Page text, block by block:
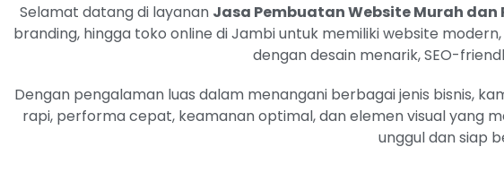
Selamat datang di layanan Jasa Pembuatan Website Murah dan
branding, hingga toko online di Jambi untuk memiliki website
dengan desain menarik, SEO-
Dengan pengalaman luas dalam menangani berbagai jenis bisnis,
rapi, performa cepat, keamanan optimal, dan elemen visual yang
unggul dan siap